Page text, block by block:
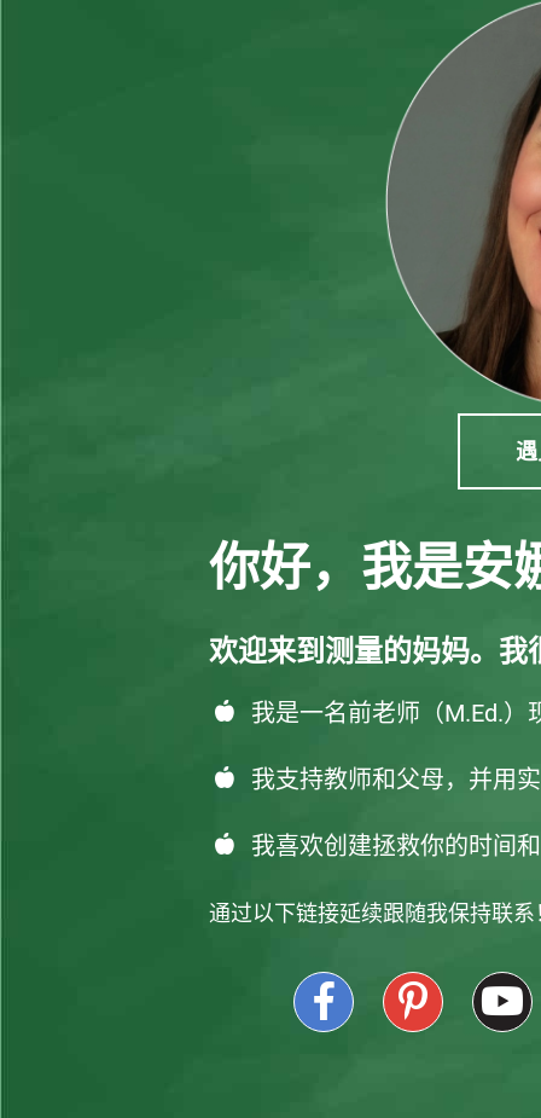
你好，我是安
欢迎来到测量的妈妈。我
我是一名前老师（M.Ed.
我支持教师和父母，并用
我喜欢创建拯救你的时间
通过以下链接延续跟随我保持联系